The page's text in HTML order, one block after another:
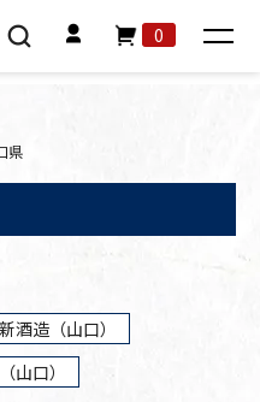
0
県
酒造（山口）
山口）